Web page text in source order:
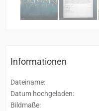
Informationen
Dateiname
Datum hochgeladen
Bildmaße